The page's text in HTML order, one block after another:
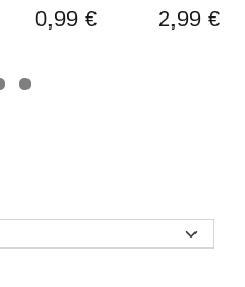
0,99 €
2,99 €